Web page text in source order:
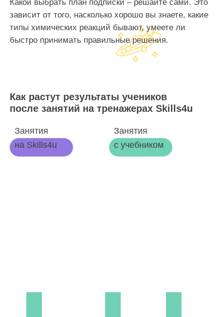
Какой выбрать план подписки – решайте сами. Это
зависит от того, насколько хорошо вы знаете, какие
типы химических реакций бывают, умеете ли
быстро принимать правильные решения.
Как растут результаты учеников
после занятий на тренажерах Skills4u
Занятия
на Skills4u
Занятия
с учебником